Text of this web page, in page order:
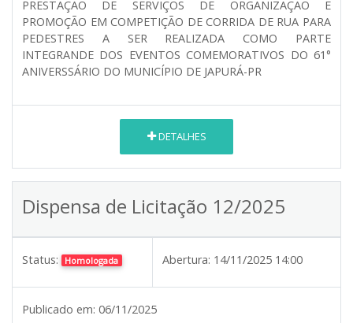
PRESTAÇÃO DE SERVIÇOS DE ORGANIZAÇÃO E
PROMOÇÃO EM COMPETIÇÃO DE CORRIDA DE RUA PARA
PEDESTRES A SER REALIZADA COMO PARTE
INTEGRANDE DOS EVENTOS COMEMORATIVOS DO 61°
ANIVERSSÁRIO DO MUNICÍPIO DE JAPURÁ-PR
DETALHES
Dispensa de Licitação 12/2025
Status: Homologada Abertura: 14/11/2025 14:00
Publicado em: 06/11/2025